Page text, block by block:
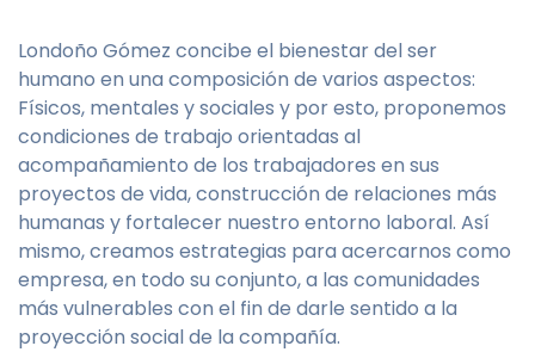
Londoño Gómez concibe el bienestar del ser
humano en una composición de varios aspectos:
Físicos, mentales y sociales y por esto, proponemos
condiciones de trabajo orientadas al
acompañamiento de los trabajadores en sus
proyectos de vida, construcción de relaciones más
humanas y fortalecer nuestro entorno laboral. Así
mismo, creamos estrategias para acercarnos como
empresa, en todo su conjunto, a las comunidades
más vulnerables con el fin de darle sentido a la
proyección social de la compañía.